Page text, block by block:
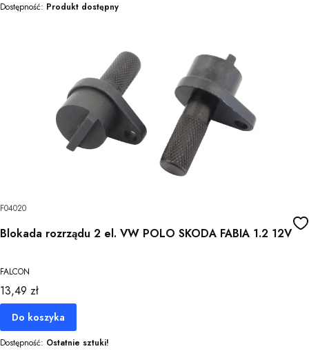
Dostępność: Produkt dostępny
F04020
Blokada rozrządu 2 el. VW POLO SKODA FABIA 1.2 12V
FALCON
Cena
13,49 zł
Do koszyka
Dostępność: Ostatnie sztuki!